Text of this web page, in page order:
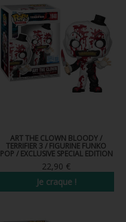
ART THE CLOWN BLOODY /
TERRIFIER 3 / FIGURINE FUNKO
POP / EXCLUSIVE SPECIAL EDITION
22,90 €
Je craque !